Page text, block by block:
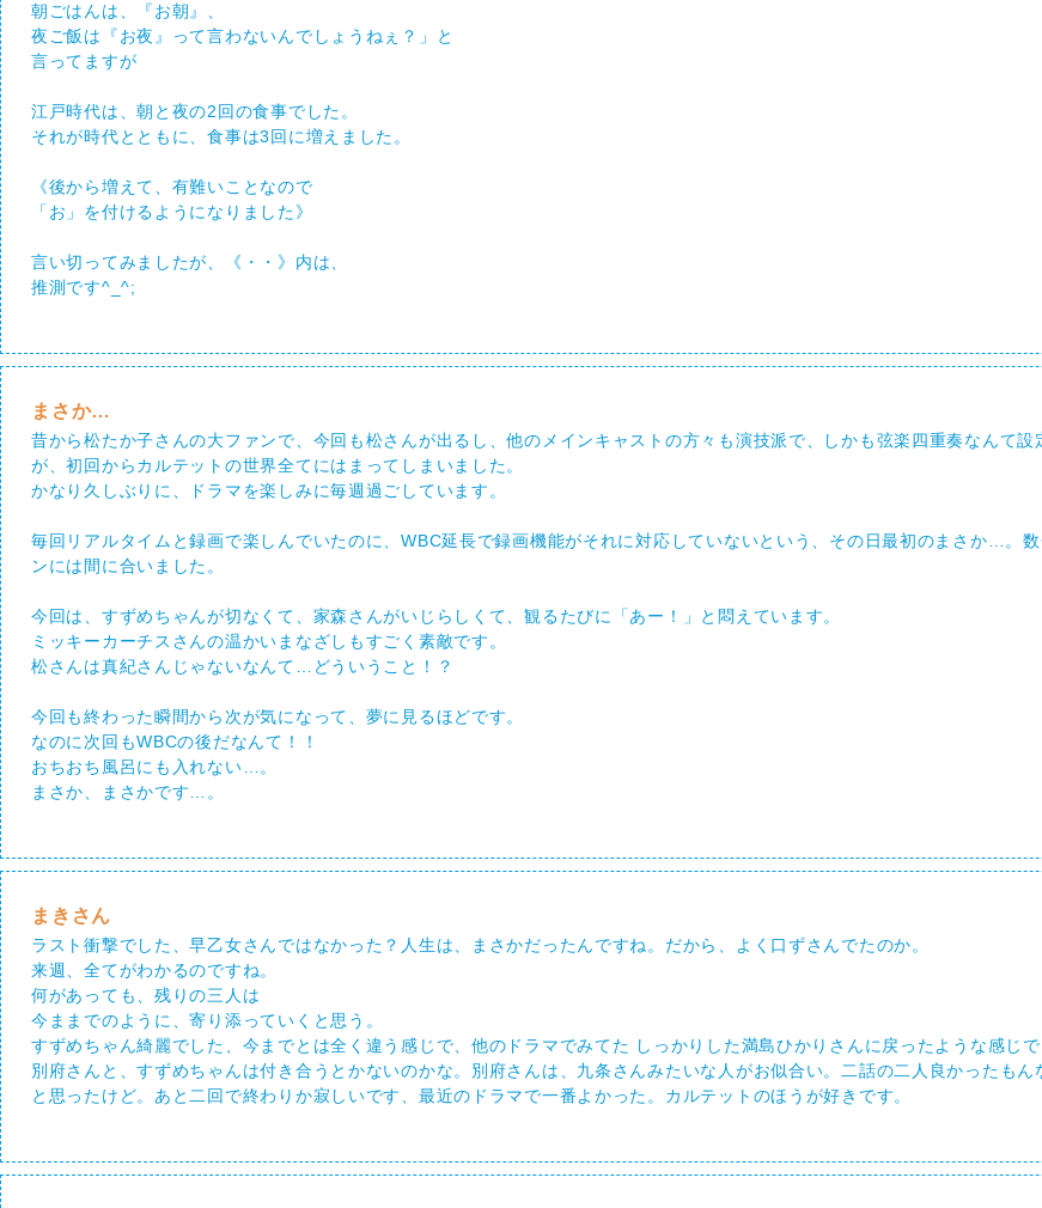
朝ごはんは、『お朝』、
夜ご飯は『お夜』って言わないんでしょうねぇ？」と
言ってますが
江戸時代は、朝と夜の2回の食事でした。
それが時代とともに、食事は3回に増えました。
《後から増えて、有難いことなので
「お」を付けるようになりました》
言い切ってみましたが、《・・》内は、
推測です^_^;
まさか…
昔から松たか子さんの大ファンで、今回も松さんが出るし、他のメインキャストの方々も演技派で、しかも弦楽四重奏なんて設
が、初回からカルテットの世界全てにはまってしまいました。
かなり久しぶりに、ドラマを楽しみに毎週過ごしています。
毎回リアルタイムと録画で楽しんでいたのに、WBC延長で録画機能がそれに対応していないという、その日最初のまさか…。
ンには間に合いました。
今回は、すずめちゃんが切なくて、家森さんがいじらしくて、観るたびに「あー！」と悶えています。
ミッキーカーチスさんの温かいまなざしもすごく素敵です。
松さんは真紀さんじゃないなんて…どういうこと！？
今回も終わった瞬間から次が気になって、夢に見るほどです。
なのに次回もWBCの後だなんて！！
おちおち風呂にも入れない…。
まさか、まさかです…。
まきさん
ラスト衝撃でした、早乙女さんではなかった？人生は、まさかだったんですね。だから、よく口ずさんでたのか。
来週、全てがわかるのですね。
何があっても、残りの三人は
今ままでのように、寄り添っていくと思う。
すずめちゃん綺麗でした、今までとは全く違う感じで、他のドラマでみてた しっかりした満島ひかりさんに戻ったような感じ
別府さんと、すずめちゃんは付き合うとかないのかな。別府さんは、九条さんみたいな人がお似合い。二話の二人良かったも
と思ったけど。あと二回で終わりか寂しいです、最近のドラマで一番よかった。カルテットのほうが好きです。